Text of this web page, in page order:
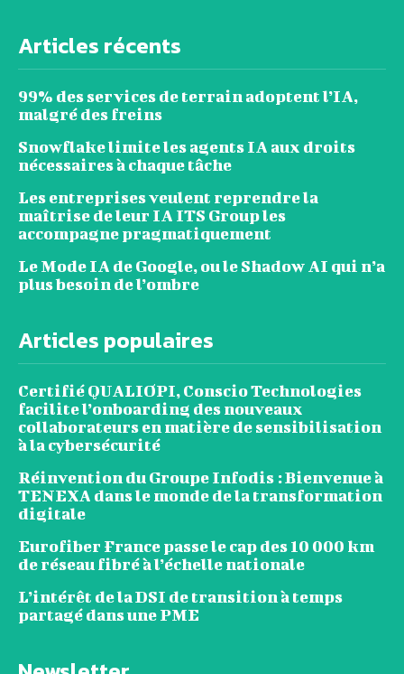
Articles récents
99% des services de terrain adoptent l’IA,
malgré des freins
Snowflake limite les agents IA aux droits
nécessaires à chaque tâche
Les entreprises veulent reprendre la
maîtrise de leur IA ITS Group les
accompagne pragmatiquement
Le Mode IA de Google, ou le Shadow AI qui n’a
plus besoin de l’ombre
Articles populaires
Certifié QUALIOPI, Conscio Technologies
facilite l’onboarding des nouveaux
collaborateurs en matière de sensibilisation
à la cybersécurité
Réinvention du Groupe Infodis : Bienvenue à
TENEXA dans le monde de la transformation
digitale
Eurofiber France passe le cap des 10 000 km
de réseau fibré à l’échelle nationale
L’intérêt de la DSI de transition à temps
partagé dans une PME